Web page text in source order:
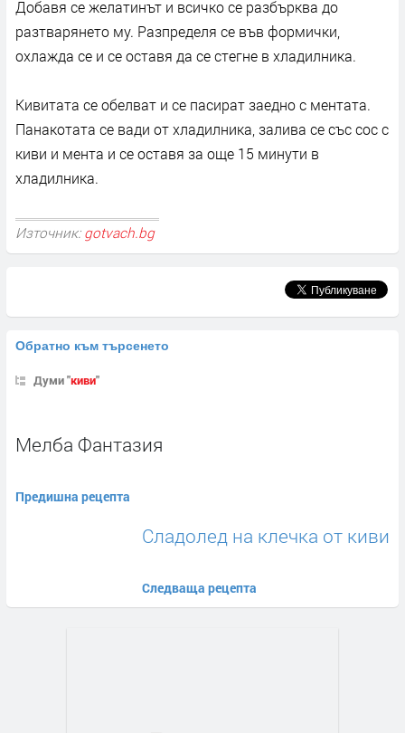
Добавя се желатинът и всичко се разбърква до
разтварянето му. Разпределя се във формички,
охлажда се и се оставя да се стегне в хладилника.
Кивитата се обелват и се пасират заедно с ментата.
Панакотата се вади от хладилника, залива се със сос с
киви и мента и се оставя за още 15 минути в
хладилника.
Източник: gotvach.bg
Обратно към търсенето
Думи "киви"
Мелба Фантазия
Предишна рецепта
Сладолед на клечка от киви
Следваща рецепта